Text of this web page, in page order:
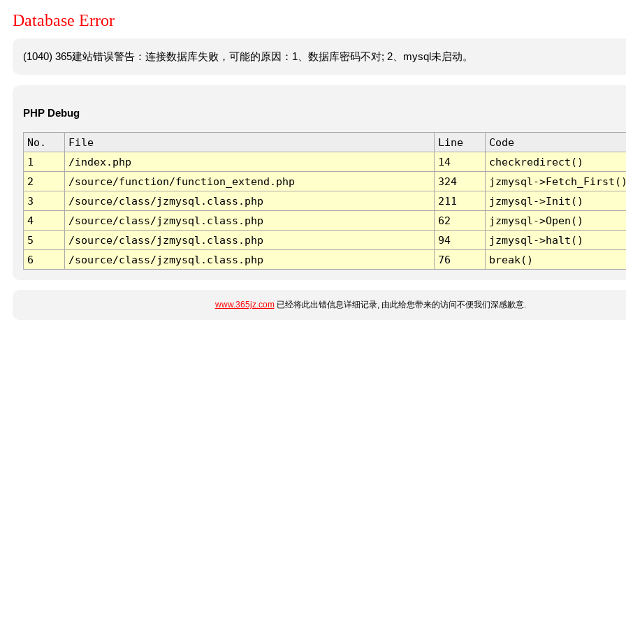
Database Error
(1040) 365建站错误警告：连接数据库失败，可能的原因：1、数据库密码不对; 2、mysql未启动。
PHP Debug
No. File Line
Code
1
/index.php 14
checkredirect()
2
/source/function/function_extend.php 324
jzmysql-
3
/source/class/jzmysql.class.php 211
jzmysql->Init()
4
/source/class/jzmysql.class.php 62
jzmysql->Open()
5
/source/class/jzmysql.class.php 94
jzmysql->halt()
6
/source/class/jzmysql.class.php 76 break()
www.365jz.com已经将此出错信息详细记录, 由此给您带来的访问不便我们深感歉意.